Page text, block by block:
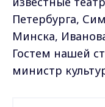
Петербурга,
Минска,
Гостем нашей
министр